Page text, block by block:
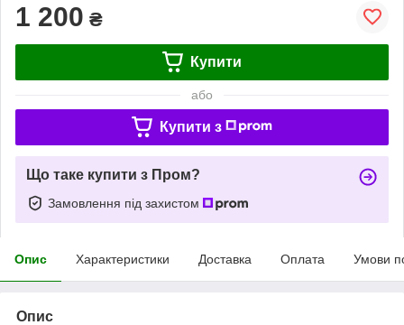
1 200 ₴
Купити
або
Купити з
Що таке купити з Пром?
Замовлення під захистом
Опис Характеристики Доставка Оплата Умови
Опис